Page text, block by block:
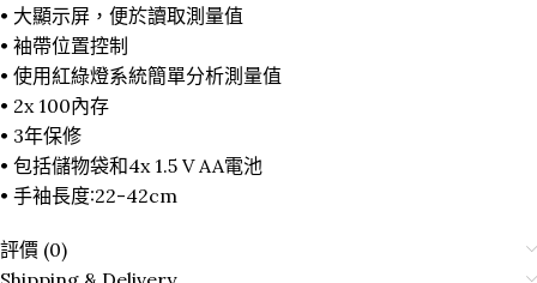
• 大顯示屏，便於讀取測量值
• 袖帶位置控制
• 使用紅綠燈系統簡單分析測量值
• 2x 100內存
• 3年保修
• 包括儲物袋和4x 1.5 V AA電池
• 手袖長度:22-42cm
評價 (0)